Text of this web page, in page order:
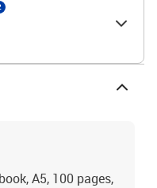
A5, 100 pages,